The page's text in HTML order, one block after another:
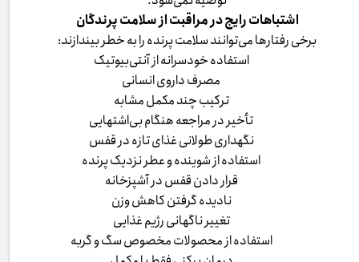
اشتباهات رایج در مراقبت از سلامت پرندگان
برخی رفتارها می‌توانند سلامت پرنده را به خطر بیندازند:
استفاده خودسرانه از آنتی‌بیوتیک
مصرف داروی انسانی
ترکیب چند مکمل مشابه
تأخیر در مراجعه هنگام بی‌اشتهایی
نگهداری طولانی غذای تازه در قفس
استفاده از شوینده و عطر نزدیک پرنده
قرار دادن قفس در آشپزخانه
نادیده گرفتن کاهش وزن
تغییر ناگهانی رژیم غذایی
استفاده از محصولات مخصوص سگ و گربه